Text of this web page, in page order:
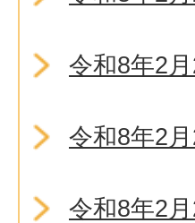
令和8年2
令和8年2
令和8年2